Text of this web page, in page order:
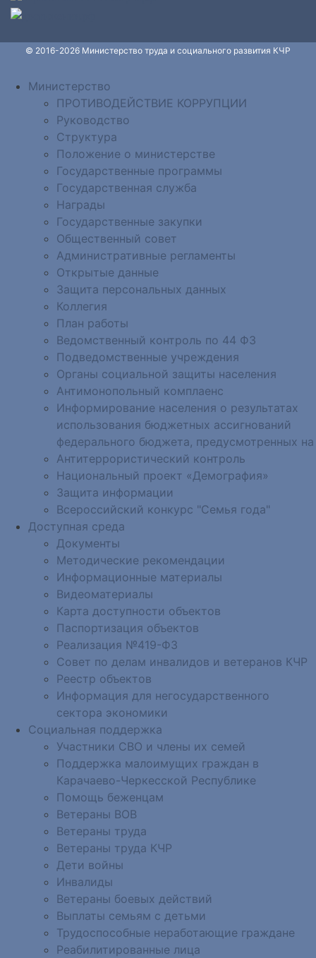
© 2016-2026 Министерство труда и социального развития КЧР
Министерство
ПРОТИВОДЕЙСТВИЕ КОРРУПЦИИ
Руководство
Структура
Положение о министерстве
Государственные программы
Государственная служба
Награды
Государственные закупки
Общественный совет
Административные регламенты
Открытые данные
Защита персональных данных
Коллегия
План работы
Ведомственный контроль по 44 ФЗ
Подведомственные учреждения
Органы социальной защиты населения
Антимонопольный комплаенс
Информирование населения о результатах
использования бюджетных ассигнований
федерального бюджета, предусмотренных на
Антитеррористический контроль
Национальный проект «Демография»
Защита информации
Всероссийский конкурс "Семья года"
Доступная среда
Документы
Методические рекомендации
Информационные материалы
Видеоматериалы
Карта доступности объектов
Паспортизация объектов
Реализация №419-ФЗ
Совет по делам инвалидов и ветеранов КЧР
Реестр объектов
Информация для негосударственного
сектора экономики
Социальная поддержка
Участники СВО и члены их семей
Поддержка малоимущих граждан в
Карачаево-Черкесской Республике
Помощь беженцам
Ветераны ВОВ
Ветераны труда
Ветераны труда КЧР
Дети войны
Инвалиды
Ветераны боевых действий
Выплаты семьям с детьми
Трудоспособные неработающие граждане
Реабилитированные лица